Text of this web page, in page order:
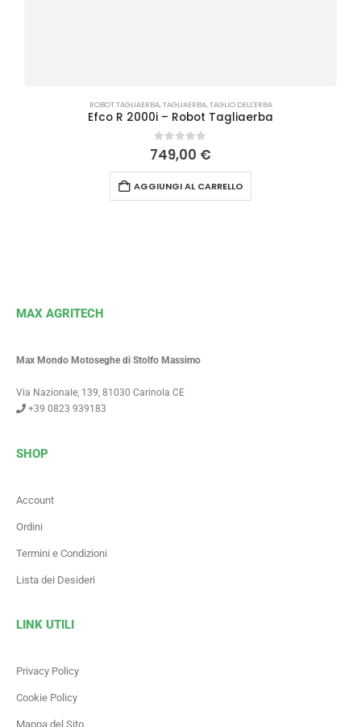
ROBOT TAGLIAERBA,TAGLIAERBA,TAGLIO DELL'ERBA
Efco R 2000i – Robot Tagliaerba
0 Su 5
749,00 €
AGGIUNGI AL CARRELLO
MAX AGRITECH
Max Mondo Motoseghe di Stolfo Massimo
Via Nazionale, 139, 81030 Carinola CE
+39 0823 939183
SHOP
Account
Ordini
Termini e Condizioni
Lista dei Desideri
LINK UTILI
Privacy Policy
Cookie Policy
Mappa del Sito